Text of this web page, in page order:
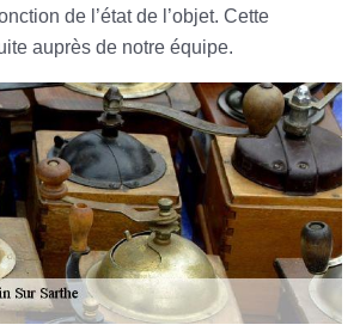
de l’état de l’objet. Cette
auprès de notre équipe.